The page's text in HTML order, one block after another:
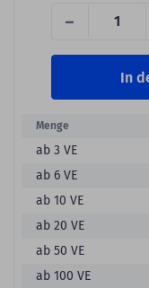
-
In
Menge
ab 3 VE
ab 6 VE
ab 10 VE
ab 20 VE
ab 50 VE
ab 100 VE